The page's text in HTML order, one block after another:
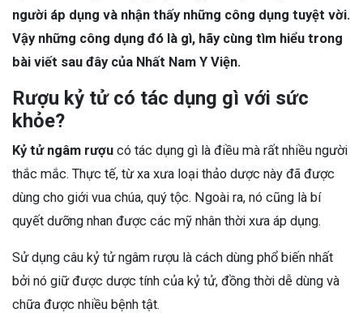
người áp dụng và nhận thấy những công dụng tuyệt vời.
Vậy những công dụng đó là gì, hãy cùng tìm hiểu trong
bài viết sau đây của Nhất Nam Y Viện.
Rượu kỷ tử có tác dụng gì với sức
khỏe?
Kỷ tử ngâm rượu có tác dụng gì là điều mà rất nhiều người
thắc mắc. Thực tế, từ xa xưa loại thảo dược này đã được
dùng cho giới vua chúa, quý tộc. Ngoài ra, nó cũng là bí
quyết dưỡng nhan được các mỹ nhân thời xưa áp dụng.
Sử dụng câu kỷ tử ngâm rượu là cách dùng phổ biến nhất
bởi nó giữ được dược tính của kỷ tử, đồng thời dễ dùng và
chữa được nhiều bệnh tật.